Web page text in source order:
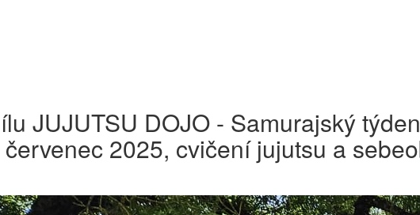
JUJUTSU DOJO - Samurajský
2025, cvičení jujutsu a